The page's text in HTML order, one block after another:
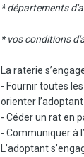
* départements
* vos conditions
La raterie
- Fournir toutes
orienter
- Céder un rat en
- Communiquer à
L’adoptant